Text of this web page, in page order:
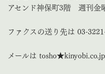
アセンド神保町3階 週刊金
ファクスの送り先は 03-
メールは